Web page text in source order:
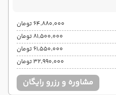
۶۴٬۸۸۰٬۰۰۰ تومان
۸۱٬۵۰۰٬۰۰۰ تومان
۶۱٬۵۵۰٬۰۰۰ تومان
۳۲٬۹۹۰٬۰۰۰ تومان
مشاوره و رزرو رایگان